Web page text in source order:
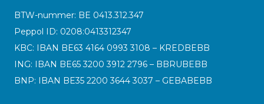
BTW-nummer: BE 0413.312.347
Peppol ID: 0208:0413312347
KBC: IBAN BE63 4164 0993 3108 – KREDBEBB
ING: IBAN BE65 3200 3912 2796 – BBRUBEBB
BNP: IBAN BE35 2200 3644 3037 – GEBABEBB